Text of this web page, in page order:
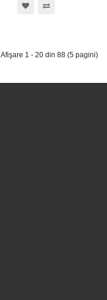
Afişare 1 - 20 din 88 (5 pagini)